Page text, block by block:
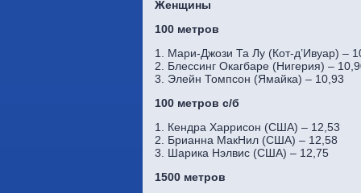
Женщины
100 метров
1. Мари-Джози Та Лу (Кот-д’Ивуар) –
2. Блессинг Окагбаре (Нигерия) –
3. Элейн Томпсон (Ямайка) – 10,93
100 метров с/б
1. Кендра Харрисон (США) – 12,53
2. Брианна МакНил (США) – 12,58
3. Шарика Нэлвис (США) – 12,75
1500 метров